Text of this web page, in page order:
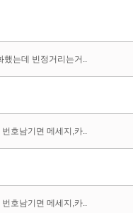
했는데 빈정거리는거..
호남기면 메세지,카..
호남기면 메세지,카..